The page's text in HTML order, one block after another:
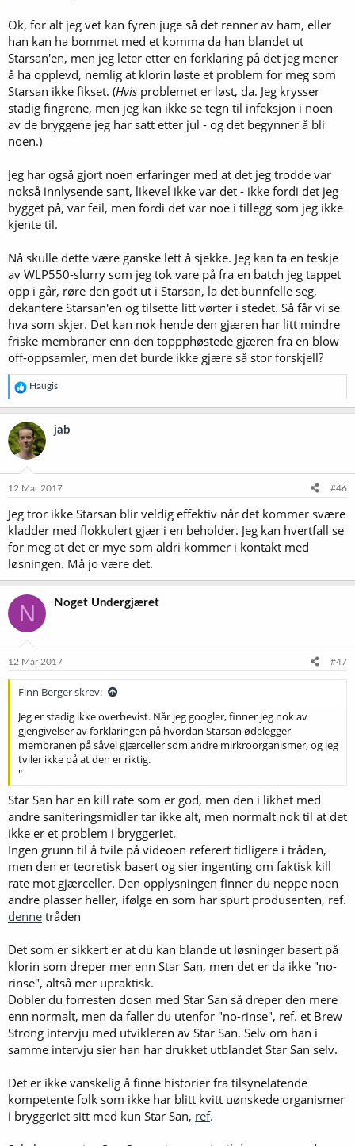
Ok, for alt jeg vet kan fyren juge så det renner av ham, eller
han kan ha bommet med et komma da han blandet ut
Starsan'en, men jeg leter etter en forklaring på det jeg mener
å ha opplevd, nemlig at klorin løste et problem for meg som
Starsan ikke fikset. (Hvis problemet er løst, da. Jeg krysser
stadig fingrene, men jeg kan ikke se tegn til infeksjon i noen
av de bryggene jeg har satt etter jul - og det begynner å bli
noen.)
Jeg har også gjort noen erfaringer med at det jeg trodde var
nokså innlysende sant, likevel ikke var det - ikke fordi det jeg
bygget på, var feil, men fordi det var noe i tillegg som jeg ikke
kjente til.
Nå skulle dette være ganske lett å sjekke. Jeg kan ta en teskje
av WLP550-slurry som jeg tok vare på fra en batch jeg tappet
opp i går, røre den godt ut i Starsan, la det bunnfelle seg,
dekantere Starsan'en og tilsette litt vørter i stedet. Så får vi se
hva som skjer. Det kan nok hende den gjæren har litt mindre
friske membraner enn den toppphøstede gjæren fra en blow
off-oppsamler, men det burde ikke gjære så stor forskjell?
R
e
a
k
s
j
o
e
:
Haugis
jab
12 Mar 2017 #46
Jeg tror ikke Starsan blir veldig effektiv når det kommer svære
kladder med flokkulert gjær i en beholder. Jeg kan hvertfall se
for meg at det er mye som aldri kommer i kontakt med
løsningen. Må jo være det.
N Noget Undergjæret
12 Mar 2017 #47
Finn Berger skrev:
Jeg er stadig ikke overbevist. Når jeg googler, finner jeg nok av
gjengivelser av forklaringen på hvordan Starsan ødelegger
membranen på såvel gjærceller som andre mirkroorganismer, og jeg
tviler ikke på at den er riktig.
"
Star San har en kill rate som er god, men den i likhet med
andre saniteringsmidler tar ikke alt, men normalt nok til at det
ikke er et problem i bryggeriet.
Ingen grunn til å tvile på videoen referert tidligere i tråden,
men den er teoretisk basert og sier ingenting om faktisk kill
rate mot gjærceller. Den opplysningen finner du neppe noen
andre plasser heller, ifølge en som har spurt produsenten, ref.
denne tråden
Det som er sikkert er at du kan blande ut løsninger basert på
klorin som dreper mer enn Star San, men det er da ikke "no-
rinse", altså mer upraktisk.
Dobler du forresten dosen med Star San så dreper den mere
enn normalt, men da faller du utenfor "no-rinse", ref. et Brew
Strong intervju med utvikleren av Star San. Selv om han i
samme intervju sier han har drukket utblandet Star San selv.
Det er ikke vanskelig å finne historier fra tilsynelatende
kompetente folk som ikke har blitt kvitt uønskede organismer
i bryggeriet sitt med kun Star San, ref.